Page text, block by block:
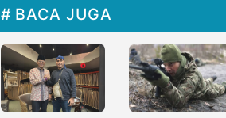
BACA JUGA